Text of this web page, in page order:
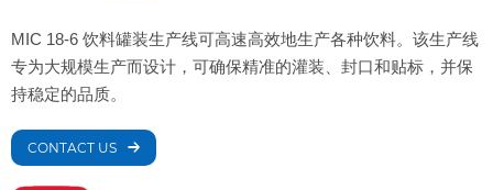
MIC 18-6 饮料罐装生产线可高速高效地生产各种饮料。该生产线
专为大规模生产而设计，可确保精准的灌装、封口和贴标，并保
持稳定的品质。
CONTACT US